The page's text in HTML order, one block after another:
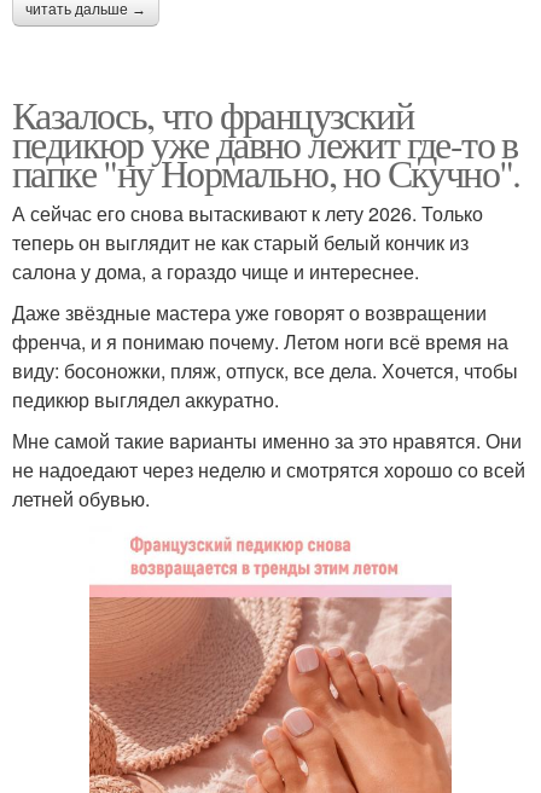
читать дальше →
Казалось, что французский
педикюр уже давно лежит где-то в
папке "ну Нормально, но Скучно".
А сейчас его снова вытаскивают к лету 2026. Только
теперь он выглядит не как старый белый кончик из
салона у дома, а гораздо чище и интереснее.
Даже звёздные мастера уже говорят о возвращении
френча, и я понимаю почему. Летом ноги всё время на
виду: босоножки, пляж, отпуск, все дела. Хочется, чтобы
педикюр выглядел аккуратно.
Мне самой такие варианты именно за это нравятся. Они
не надоедают через неделю и смотрятся хорошо со всей
летней обувью.